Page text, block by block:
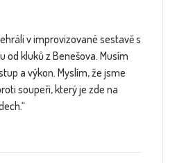
v improvizované sestavě s
od kluků z Benešova. Musím
a výkon. Myslím, že jsme
soupeři, který je zde na